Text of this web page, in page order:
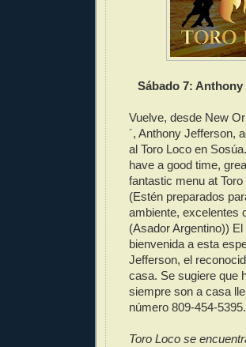
Sábado 7:
Vuelve, desde New
´, Anthony Jefferson,
al Toro Loco en
have a good time,
fantastic menu at
(Estén preparados
ambiente, excelentes
(Asador Argentino))
bienvenida a esta
Jefferson, el
casa. Se sugiere que
siempre son a casa
número 809-454-5395.
Toro Loco se